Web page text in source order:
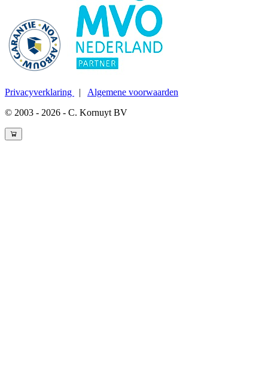
Privacyverklaring | Algemene voorwaarden
© 2003 - 2026 - C. Kornuyt BV